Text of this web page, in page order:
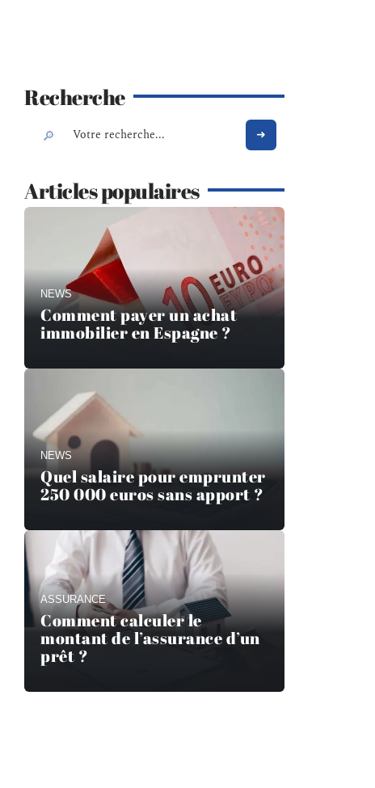
Recherche
Articles populaires
NEWS
Comment payer un achat
immobilier en Espagne ?
NEWS
Quel salaire pour emprunter
250 000 euros sans apport ?
ASSURANCE
Comment calculer le
montant de l’assurance d’un
prêt ?